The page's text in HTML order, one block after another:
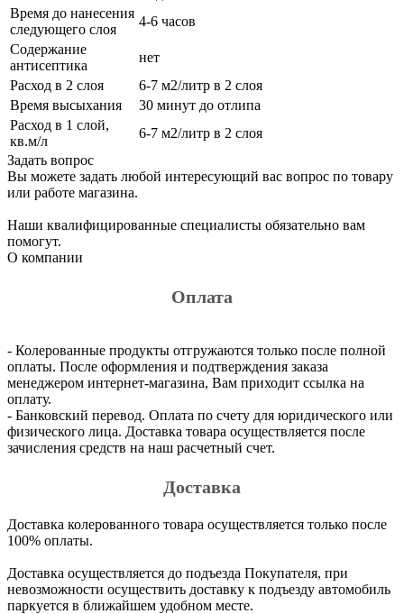
Время до нанесения
следующего слоя
4-6 часов
Содержание
антисептика
нет
Расход в 2 слоя
6-7 м2/литр в 2 слоя
Время высыхания
30 минут до отлипа
Расход в 1 слой,
кв.м/л
6-7 м2/литр в 2 слоя
Задать вопрос
Вы можете задать любой интересующий вас вопрос по товару
или работе магазина.
Наши квалифицированные специалисты обязательно вам
помогут.
О компании
Оплата
- Колерованные продукты отгружаются только после полной
оплаты. После оформления и подтверждения заказа
менеджером интернет-магазина, Вам приходит ссылка на
оплату.
- Банковский перевод. Оплата по счету для юридического или
физического лица. Доставка товара осуществляется после
зачисления средств на наш расчетный счет.
Доставка
Доставка колерованного товара осуществляется только после
100% оплаты.
Доставка осуществляется до подъезда Покупателя, при
невозможности осуществить доставку к подъезду автомобиль
паркуется в ближайшем удобном месте.